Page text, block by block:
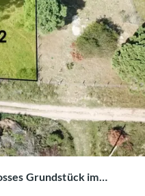
Grundstück im